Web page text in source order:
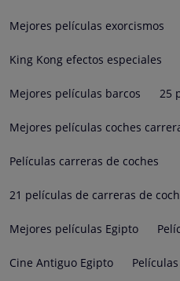
Mejores películas exorcismos
King Kong efectos especiales
Mejores películas barcos 25
Mejores películas coches
Películas carreras de coches
21 películas de carreras de
Mejores películas Egipto
Cine Antiguo Egipto